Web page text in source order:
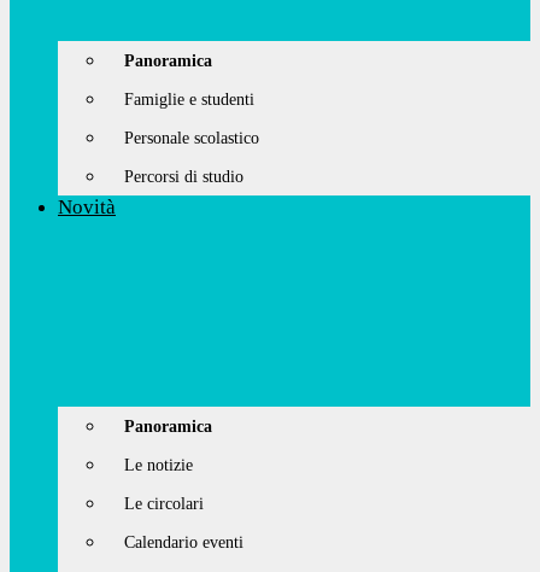
Panoramica
Famiglie e studenti
Personale scolastico
Percorsi di studio
Novità
Panoramica
Le notizie
Le circolari
Calendario eventi